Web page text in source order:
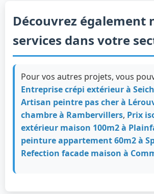
Découvrez également
services dans votre
Pour vos autres projets, vous
Entreprise crépi extérieur à
Artisan peintre pas cher à
chambre à Rambervillers, Prix
extérieur maison 100m2 à
peinture appartement 60m2 à
Refection facade maison à